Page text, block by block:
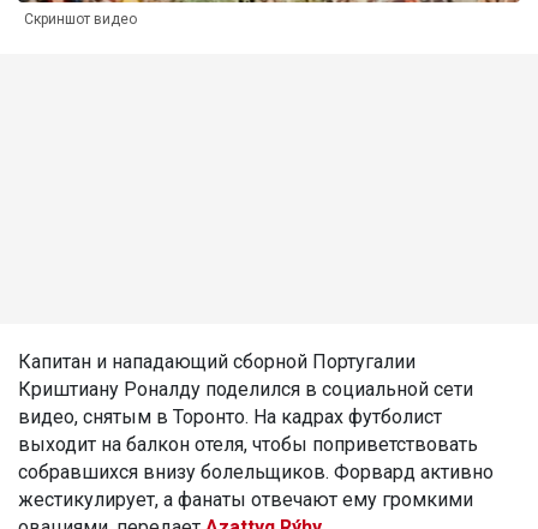
Скриншот видео
Капитан и нападающий сборной Португалии
Криштиану Роналду поделился в социальной сети
видео, снятым в Торонто. На кадрах футболист
выходит на балкон отеля, чтобы поприветствовать
собравшихся внизу болельщиков. Форвард активно
жестикулирует, а фанаты отвечают ему громкими